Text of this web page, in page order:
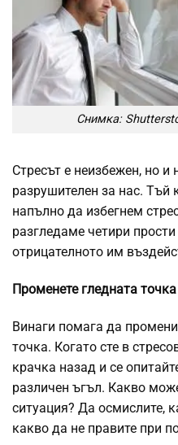
Снимка:
Стресът е неизбежен, но
разрушителен за нас.
напълно да избегнем
разгледаме четири
отрицателното им
Променете гледната точка
Винаги помага да
точка. Когато сте в
крачка назад и се
различен ъгъл. Какво
ситуация? Да осмислите,
какво да не правите при